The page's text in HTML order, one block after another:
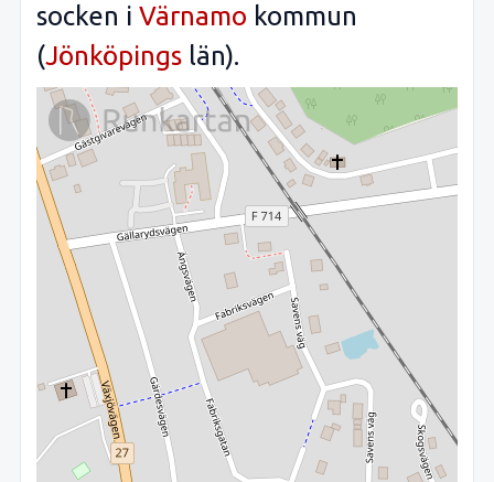
socken i Värnamo kommun
(Jönköpings län).